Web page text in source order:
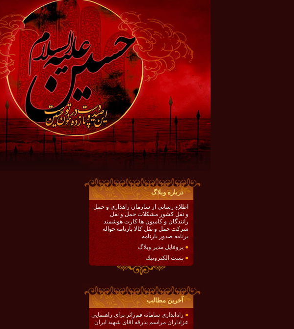
درباره وبلاگ
اطلاع رسانی از سازمان راهداری و حمل
و نقل کشور مشکلات حمل و نقل
رانندگان و کامیون ها کارت هوشمند
شرکت حمل و نقل کالا بارنامه حواله
برنامه صدور بارنامه
● پروفایل مدیر وبلاگ
● پست الكترونيك
آخرين مطالب
● راه‌اندازی سامانه قم‌زائر برای راهنمایی
عزاداران مراسم بدرقه آقای شهید ایران